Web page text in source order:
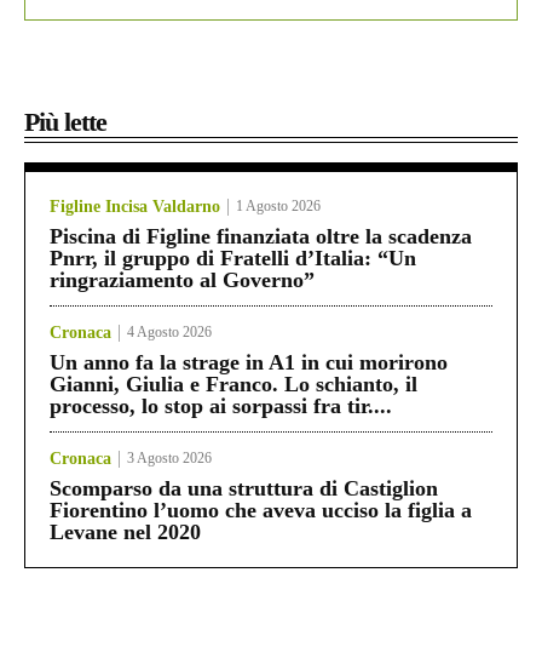
Più lette
Figline Incisa Valdarno 1 Agosto 2026
Piscina di Figline finanziata oltre la scadenza
Pnrr, il gruppo di Fratelli d’Italia: “Un
ringraziamento al Governo”
Cronaca 4 Agosto 2026
Un anno fa la strage in A1 in cui morirono
Gianni, Giulia e Franco. Lo schianto, il
processo, lo stop ai sorpassi fra tir....
Cronaca 3 Agosto 2026
Scomparso da una struttura di Castiglion
Fiorentino l’uomo che aveva ucciso la figlia a
Levane nel 2020